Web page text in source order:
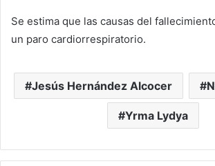
Se estima que las causas del
un paro cardiorrespiratorio.
Jesús Hernández Alcocer
Yrma Lydya